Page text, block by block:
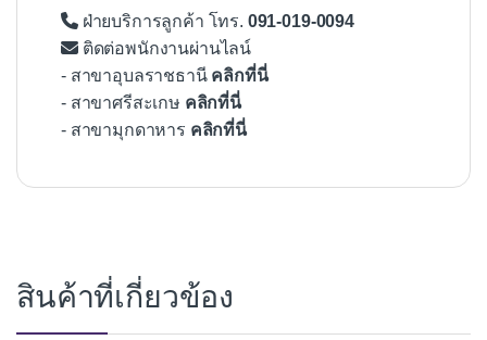
ฝ่ายบริการลูกค้า โทร. 091-019-0094
ติดต่อพนักงานผ่านไลน์
- สาขาอุบลราชธานี คลิกที่นี่
- สาขาศรีสะเกษ คลิกที่นี่
- สาขามุกดาหาร คลิกที่นี่
สินค้าที่เกี่ยวข้อง